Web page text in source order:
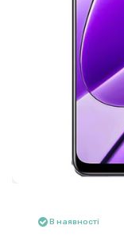
В наявності